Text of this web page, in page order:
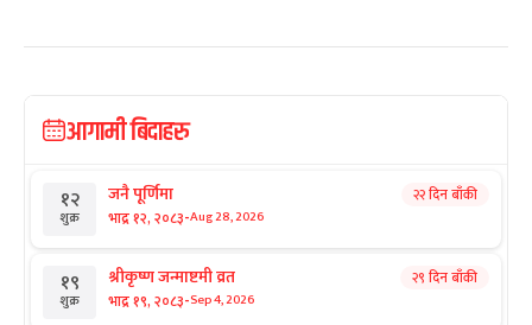
आगामी बिदाहरु
१२
शुक्र
जनै पूर्णिमा
भाद्र १२, २०८३-Aug 28, 2026
२२ दिन बाँकी
१९
शुक्र
श्रीकृष्ण जन्माष्टमी व्रत
भाद्र १९, २०८३-Sep 4, 2026
२९ दिन बाँकी